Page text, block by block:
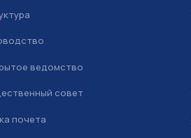
ведомство
совет
почета